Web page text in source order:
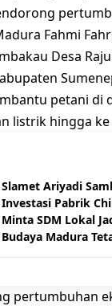
Fahmi
Desa
petani di
listrik hingga ke
Slamet Ariyadi
Investasi Pabrik
Minta SDM Lokal
Budaya Madura
pertumbuhan